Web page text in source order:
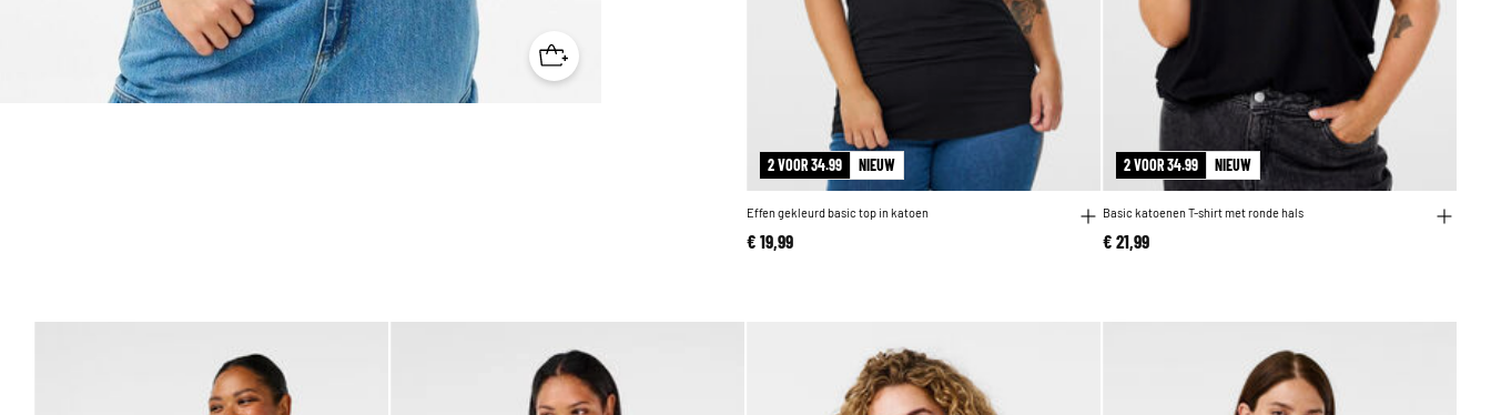
2 VOOR 34.99 NIEUW
Effen gekleurd basic top in katoen
€ 19,99
2 VOOR 34.99 NIEUW
Basic katoenen T-shirt met ronde hals
€ 21,99